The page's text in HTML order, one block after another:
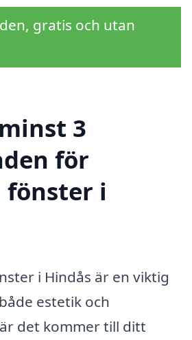
gratis och utan
3
för
fönster i
i Hindås är en viktig
estetik och
det kommer till ditt